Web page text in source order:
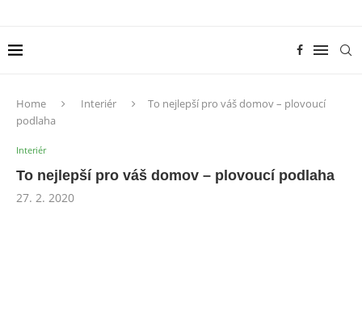
Home Interiér
To nejlepší pro váš domov – plovoucí
podlaha
Interiér
To nejlepší pro váš domov – plovoucí podlaha
27. 2. 2020